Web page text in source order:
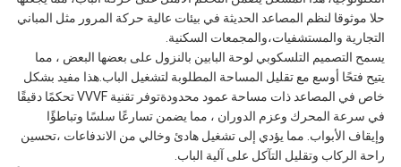
حلا موثوقا لنظم المصاعد الحديثة في بيئات عالية حركة المرور مثل المباني
التجارية والمستشفيات،والمجمعات السكنية.
يسمح التصميم التلسكوبي لوحة البابين بالنزول على بعضها البعض ، مما
يتيح فتحًا أوسع مع تقليل المساحة المطلوبة لتشغيل الباب.هذا مفيد بشكل
خاص في المصاعد ذات مساحة عمود محدودةتوفر تقنية VVVF تحكمًا دقيقًا
في سرعة المحرك وعزم الدوران ، مما يضمن تسارعًا سلسًا وتباطؤًا
وإيقاف الأبواب. مما يؤدي إلى تشغيل هادئ وخالي من الاندفاعات ،تحسين
راحة الركاب وتقليل التآكل على آلية الباب.